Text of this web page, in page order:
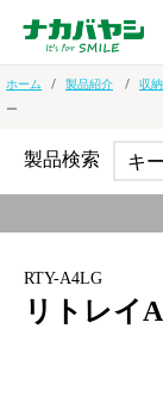
ホーム 製品紹介 収
ー
RTY-A4LG
リトレイ
製品検索